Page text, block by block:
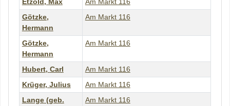
Götzke,
Hermann
Am Markt 116
Götzke,
Hermann
Am Markt 116
Hubert, Carl
Am Markt 116
Krüger, Julius
Am Markt 116
Lange(geb.
Am Markt 116